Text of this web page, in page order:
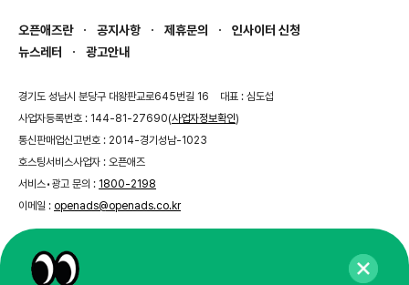
오픈애즈란 공지사항 제휴문의
인사이터 신청
뉴스레터
광고안내
경기도 성남시 분당구 대왕판교로645번길 16
대표 : 심도섭
사업자등록번호 : 144-81-27690(사업자정보확인)
통신판매업신고번호 : 2014-경기성남-1023
호스팅서비스사업자 : 오픈애즈
서비스•광고 문의 : 1800-2198
이메일 : openads@openads.co.kr
이용약관개인정보처리방침